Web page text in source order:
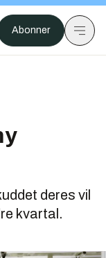
Abonner
deres vil
kvartal.